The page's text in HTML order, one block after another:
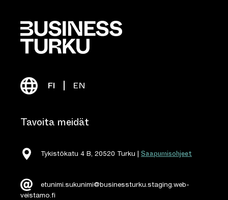
FI EN
Tavoita meidät
Tykistökatu 4 B, 20520 Turku | Saapumisohjeet
etunimi.sukunimi@businessturku.staging.web-
veistamo.fi